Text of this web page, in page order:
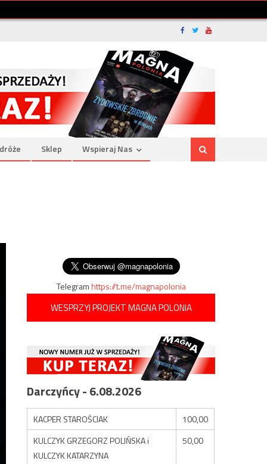
Sklep Wspieraj Nas
Telegramhttps://t.me/magnapolonia
WESPRZYJ PROJEKT MAGNA POLONIA
Darczyńcy - 6.08.2026
KACPER STAROŚCIAK
100,00
KULCZYK GRZEGORZ POLIŃSKA i
KULCZYK KATARZYNA
50,00